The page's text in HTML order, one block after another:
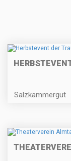
Salzkammergut